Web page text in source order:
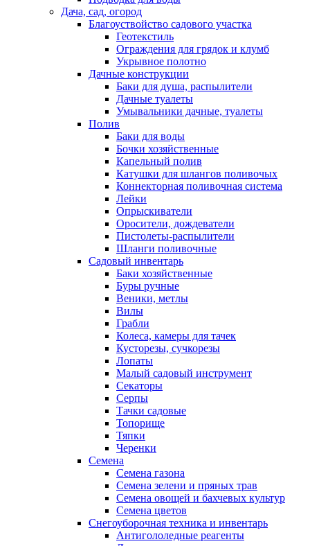
Дача, сад, огород
Благоуствойство садового участка
Геотекстиль
Ограждения для грядок и клумб
Укрывное полотно
Дачные конструкции
Баки для душа, распылители
Дачные туалеты
Умывальники дачные, туалеты
Полив
Баки для воды
Бочки хозяйственные
Капельный полив
Катушки для шлангов поливочых
Коннекторная поливочная система
Лейки
Опрыскиватели
Оросители, дождеватели
Пистолеты-распылители
Шланги поливочные
Садовый инвентарь
Баки хозяйственные
Буры ручные
Веники, метлы
Вилы
Грабли
Колеса, камеры для тачек
Кусторезы, сучкорезы
Лопаты
Малый садовый инструмент
Секаторы
Серпы
Тачки садовые
Топорище
Тяпки
Черенки
Семена
Семена газона
Семена зелени и пряных трав
Семена овощей и бахчевых культур
Семена цветов
Снегоуборочная техника и инвентарь
Антигололедные реагенты